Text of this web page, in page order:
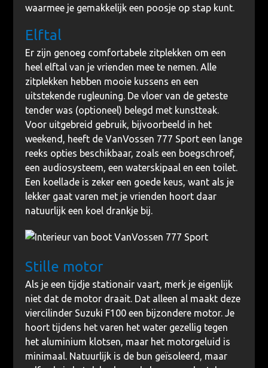
waarmee je gemakkelijk een poosje op stap kunt.
Elftal
Er zijn genoeg comfortabele zitplekken om een
heel elftal van je vrienden mee te nemen. Alle
zitplekken hebben mooie kussens en een
uitstekende rugleuning. De vloer van de geteste
tender was (optioneel) belegd met kunstteak.
Voor uitgebreid gebruik, bijvoorbeeld in het
weekend, heeft de VanVossen 777 Sport een lange
reeks opties beschikbaar, zoals een boegschroef,
een audiosysteem, een waterskipaal en een toilet.
Een koellade is zeker een goede keus, want als je
lekker gaat varen met je vrienden hoort daar
natuurlijk een koel drankje bij.
Stille motor
Als je een tijdje stationair vaart, merk je eigenlijk
niet dat de motor draait. Dat alleen al maakt deze
viercilinder Suzuki F100 een bijzondere motor. Je
hoort tijdens het varen het water gezellig tegen
het aluminium klotsen, maar het motorgeluid is
minimaal. Natuurlijk is de bun geïsoleerd, maar